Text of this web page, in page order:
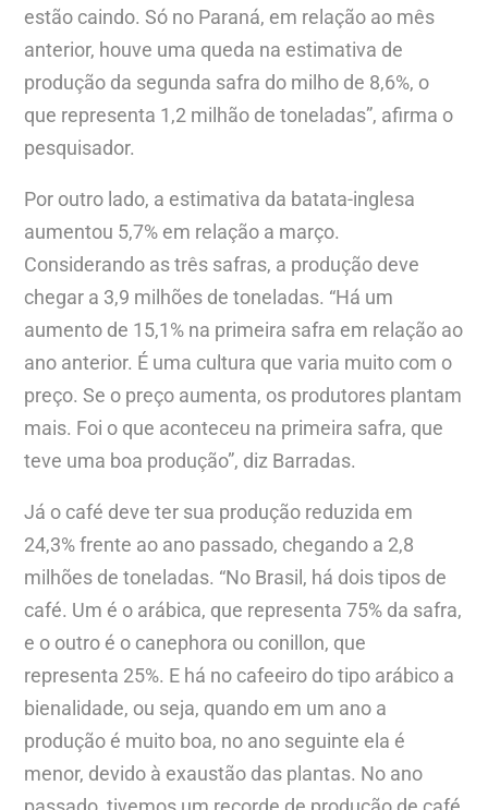
estão caindo. Só no Paraná, em relação ao mês
anterior, houve uma queda na estimativa de
produção da segunda safra do milho de 8,6%, o
que representa 1,2 milhão de toneladas”, afirma o
pesquisador.
Por outro lado, a estimativa da batata-inglesa
aumentou 5,7% em relação a março.
Considerando as três safras, a produção deve
chegar a 3,9 milhões de toneladas. “Há um
aumento de 15,1% na primeira safra em relação ao
ano anterior. É uma cultura que varia muito com o
preço. Se o preço aumenta, os produtores plantam
mais. Foi o que aconteceu na primeira safra, que
teve uma boa produção”, diz Barradas.
Já o café deve ter sua produção reduzida em
24,3% frente ao ano passado, chegando a 2,8
milhões de toneladas. “No Brasil, há dois tipos de
café. Um é o arábica, que representa 75% da safra,
e o outro é o canephora ou conillon, que
representa 25%. E há no cafeeiro do tipo arábico a
bienalidade, ou seja, quando em um ano a
produção é muito boa, no ano seguinte ela é
menor, devido à exaustão das plantas. No ano